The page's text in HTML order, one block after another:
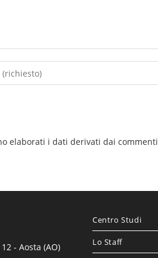
elaborati i dati derivati dai commenti
- Aosta (AO)
Centro Studi
Lo Staff